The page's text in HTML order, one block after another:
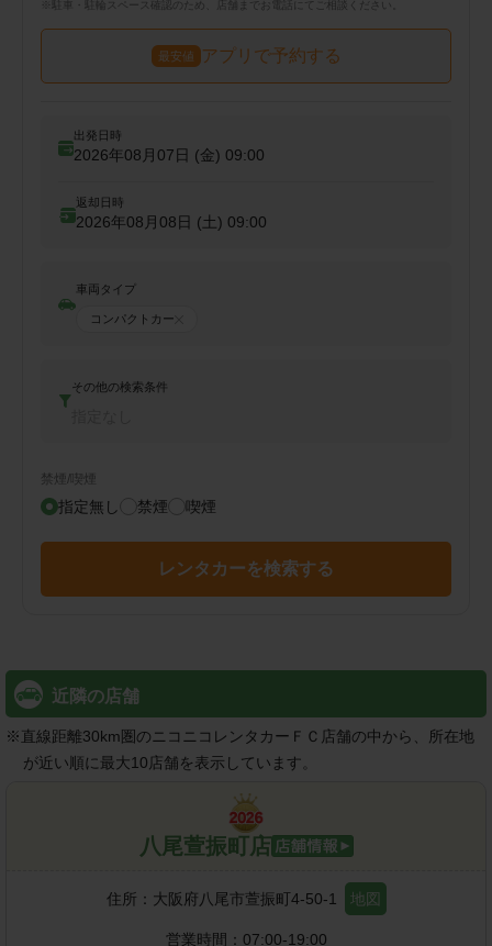
駐車・駐輪 スペース確認のため、店舗までお電話にてご相談ください。
最安値 アプリで予約する
出発日時
2026年08月07日 (金) 09:00
返却日時
2026年08月08日 (土) 09:00
車両タイプ
コンパクトカー
その他の検索条件
禁煙/喫煙
指定無し 禁煙 喫煙
レンタカーを検索する
近隣の店舗
※直線距離30km圏のニコニコレンタカーＦＣ店舗の中から、所在地
が近い順に最大10店舗を表示しています。
八尾萱振町店
住所： 大阪府八尾市萱振町4-50-1 地図
営業時間： 07:00-19:00